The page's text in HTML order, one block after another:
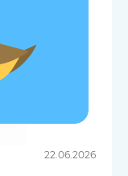
22.06.2026